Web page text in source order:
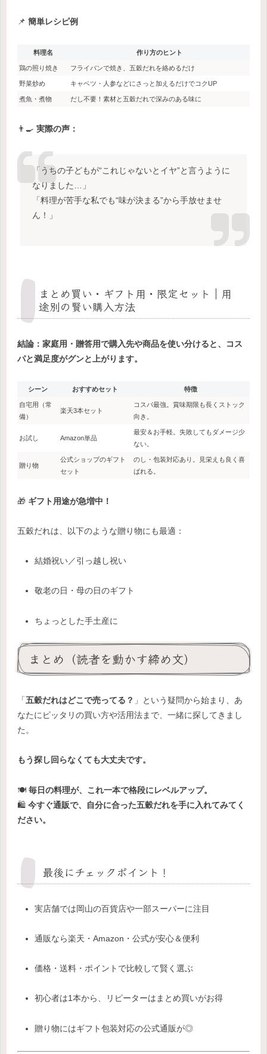
📌 簡単レシピ例
料理名 作り方のヒント
鶏の照り焼き フライパンで焼き、五穀だれを絡めるだけ
野菜炒め キャベツ・人参などにさっと加えるだけでコクUP
煮魚・煮物 だし不要！素材と五穀だれで深みのある味に
👨‍🍳 実際の声：
「うちの子どもが“これじゃないとイヤ”と言うように
なりました…」
「料理が苦手な私でも“味が決まる”から手放せませ
ん！」
まとめ買い・ギフト用・限定セット｜用
途別の賢い購入方法
結論：家庭用・贈答用で購入先や商品を使い分けると、コス
パと満足度がグンと上がります。
シーン おすすめセット 特徴
自宅用（常
備）
楽天3本セット
コスパ最強。賞味期限も長くストック
向き。
お試し Amazon単品
最安＆お手軽。失敗してもダメージ少
ない。
贈り物
公式ショップのギフト
セット
のし・包装対応あり。見栄えも良く喜
ばれる。
🎁 ギフト用途が急増中！
五穀だれは、以下のような贈り物にも最適：
結婚祝い／引っ越し祝い
敬老の日・母の日のギフト
ちょっとした手土産に
まとめ（読者を動かす締め文）
「五穀だれはどこで売ってる？ 」という疑問から始まり、あ
なたにピッタリの買い方や活用法まで、一緒に探してきまし
た。
もう探し回らなくても大丈夫です。
🍽 毎日の料理が、これ一本で格段にレベルアップ。
🛍 今すぐ通販で、自分に合った五穀だれを手に入れてみてく
ださい。
最後にチェックポイント！
実店舗では岡山の百貨店や一部スーパーに注目
通販なら楽天・Amazon・公式が安心＆便利
価格・送料・ポイントで比較して賢く選ぶ
初心者は1本から、リピーターはまとめ買いがお得
贈り物にはギフト包装対応の公式通販が◎